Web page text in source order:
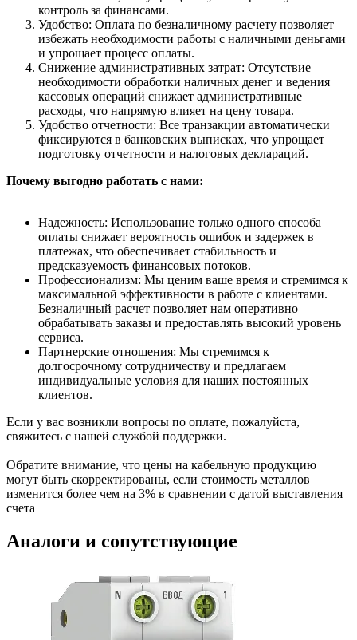
контроль за финансами.
Удобство: Оплата по безналичному расчету позволяет
избежать необходимости работы с наличными деньгами
и упрощает процесс оплаты.
Снижение административных затрат: Отсутствие
необходимости обработки наличных денег и ведения
кассовых операций снижает административные
расходы, что напрямую влияет на цену товара.
Удобство отчетности: Все транзакции автоматически
фиксируются в банковских выписках, что упрощает
подготовку отчетности и налоговых деклараций.
Почему выгодно работать с нами:
Надежность: Использование только одного способа
оплаты снижает вероятность ошибок и задержек в
платежах, что обеспечивает стабильность и
предсказуемость финансовых потоков.
Профессионализм: Мы ценим ваше время и стремимся к
максимальной эффективности в работе с клиентами.
Безналичный расчет позволяет нам оперативно
обрабатывать заказы и предоставлять высокий уровень
сервиса.
Партнерские отношения: Мы стремимся к
долгосрочному сотрудничеству и предлагаем
индивидуальные условия для наших постоянных
клиентов.
Если у вас возникли вопросы по оплате, пожалуйста,
свяжитесь с нашей службой поддержки.
Обратите внимание, что цены на кабельную продукцию
могут быть скорректированы, если стоимость металлов
изменится более чем на 3% в сравнении с датой выставления
счета
Аналоги и сопутствующие